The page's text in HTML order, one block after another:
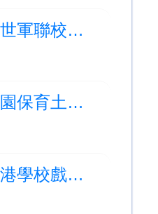
學校相片更新:救世軍聯校小學運動會
學校相片更新:校園保育土沉香計劃-照料及監測培訓
學校相片更新:香港學校戲劇節